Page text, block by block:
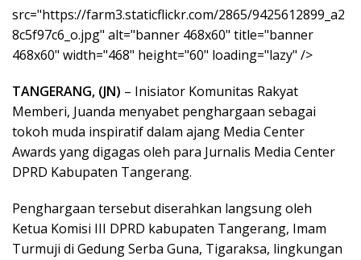
src="https://farm3.staticflickr.com/2865/9425612899_a2
8c5f97c6_o.jpg" alt="banner 468x60" title="banner
468x60" width="468" height="60" loading="lazy" />
TANGERANG, (JN) – Inisiator Komunitas Rakyat
Memberi, Juanda menyabet penghargaan sebagai
tokoh muda inspiratif dalam ajang Media Center
Awards yang digagas oleh para Jurnalis Media Center
DPRD Kabupaten Tangerang.
Penghargaan tersebut diserahkan langsung oleh
Ketua Komisi III DPRD kabupaten Tangerang, Imam
Turmuji di Gedung Serba Guna, Tigaraksa, lingkungan